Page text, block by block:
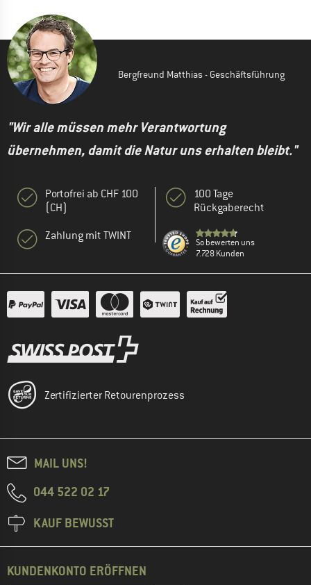
Bergfreund Matthias - Geschäftsführung
"Wir alle müssen mehr Verantwortung
übernehmen, damit die Natur uns erhalten bleibt."
Portofrei ab CHF 100
(CH)
Zahlung mit TWINT
100 Tage
Rückgaberecht
So bewerten uns
7.728 Kunden
Zertifizierter Retourenprozess
MAIL UNS!
044 522 02 17
KAUF BEWUSST
KUNDENKONTO ERÖFFNEN